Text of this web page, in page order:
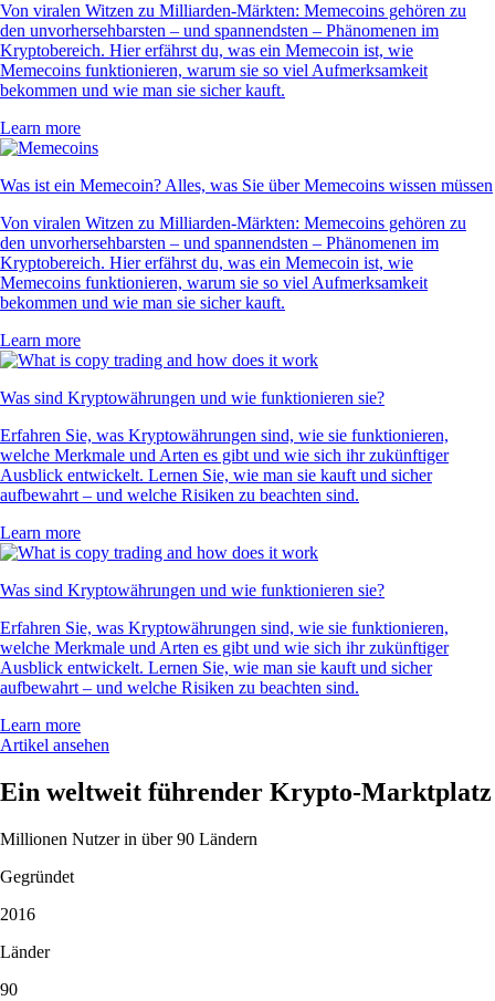
Von viralen Witzen zu Milliarden-Märkten: Memecoins gehören zu
den unvorhersehbarsten – und spannendsten – Phänomenen im
Kryptobereich. Hier erfährst du, was ein Memecoin ist, wie
Memecoins funktionieren, warum sie so viel Aufmerksamkeit
bekommen und wie man sie sicher kauft.
Learn more
Was ist ein Memecoin? Alles, was Sie über Memecoins wissen müssen
Von viralen Witzen zu Milliarden-Märkten: Memecoins gehören zu
den unvorhersehbarsten – und spannendsten – Phänomenen im
Kryptobereich. Hier erfährst du, was ein Memecoin ist, wie
Memecoins funktionieren, warum sie so viel Aufmerksamkeit
bekommen und wie man sie sicher kauft.
Learn more
Was sind Kryptowährungen und wie funktionieren sie?
Erfahren Sie, was Kryptowährungen sind, wie sie funktionieren,
welche Merkmale und Arten es gibt und wie sich ihr zukünftiger
Ausblick entwickelt. Lernen Sie, wie man sie kauft und sicher
aufbewahrt – und welche Risiken zu beachten sind.
Learn more
Was sind Kryptowährungen und wie funktionieren sie?
Erfahren Sie, was Kryptowährungen sind, wie sie funktionieren,
welche Merkmale und Arten es gibt und wie sich ihr zukünftiger
Ausblick entwickelt. Lernen Sie, wie man sie kauft und sicher
aufbewahrt – und welche Risiken zu beachten sind.
Learn more
Artikel ansehen
Ein weltweit führender Krypto-Marktplatz
Millionen Nutzer in über 90 Ländern
Gegründet
2016
Länder
90